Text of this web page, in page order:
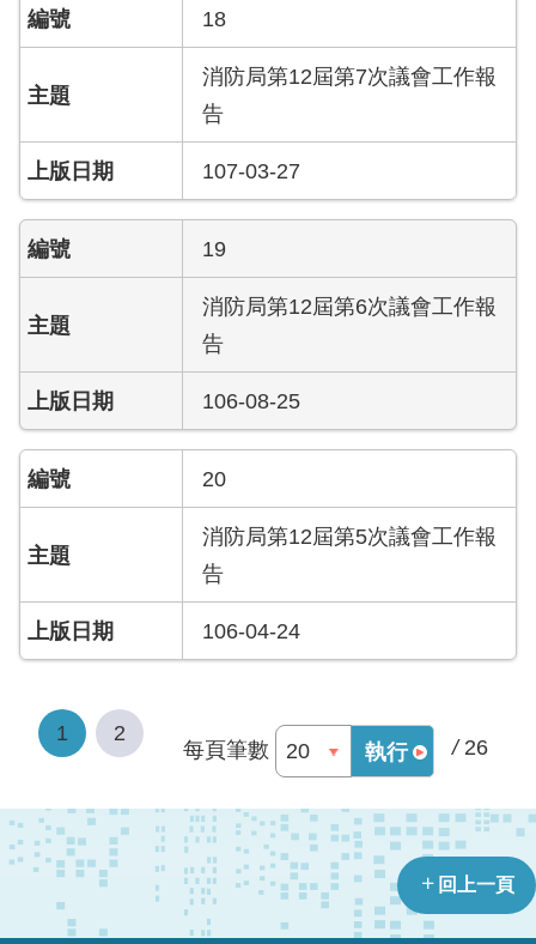
統
語
北
通
隱
權
及
資
訊
安
全
策
政
府
網
資
料
宣
告
版
18
消防局第12屆第7次議會工作報
告
107-03-27
19
消防局第12屆第6次議會工作報
告
106-08-25
20
消防局第12屆第5次議會工作報
告
106-04-24
1 2
每頁筆數 執行 / 26
回上一頁